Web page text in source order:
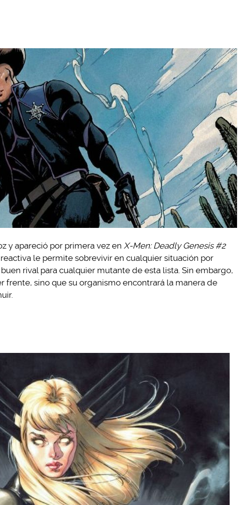
y apareció por primera vez en X-Men: Deadly Genesis #2
le permite sobrevivir en cualquier situación por
rival para cualquier mutante de esta lista. Sin embargo,
frente, sino que su organismo encontrará la manera de